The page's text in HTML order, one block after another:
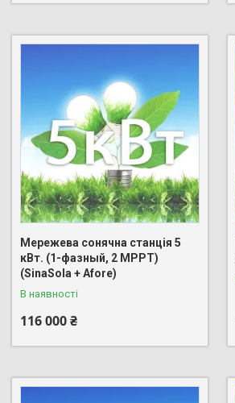
Мережева сонячна станція 5
кВт. (1-фазный, 2 МРРТ)
(SinaSola + Afore)
В наявності
116 000 ₴